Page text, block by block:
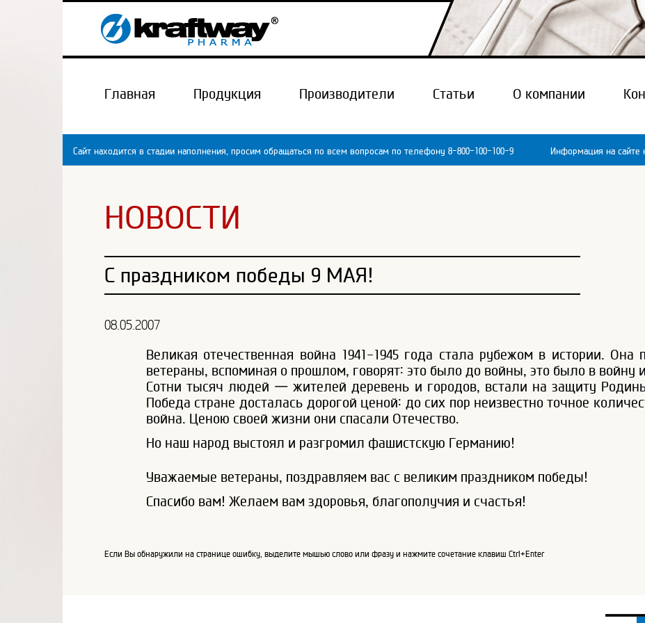
Главная Продукция Производители Статьи О компании
Сайт находится в стадии наполнения, просим обращаться по всем вопросам по телефону 8-800-100-100-9 Информация на сайте
НОВОСТИ
С праздником победы 9 МАЯ!
08.05.2007
Великая отечественная война 1941-1945 года стала рубежом в истории.
ветераны, вспоминая о прошлом, говорят: это было до войны, это было в войну
Сотни тысяч людей — жителей деревень и городов, встали на защиту
Победа стране досталась дорогой ценой: до сих пор неизвестно точное
война. Ценою своей жизни они спасали Отечество.
Но наш народ выстоял и разгромил фашистскую Германию!
Уважаемые ветераны, поздравляем вас с великим праздником победы!
Спасибо вам! Желаем вам здоровья, благополучия и счастья!
Если Вы обнаружили на странице ошибку, выделите мышью слово или фразу и нажмите сочетание клавиш Ctrl+Enter